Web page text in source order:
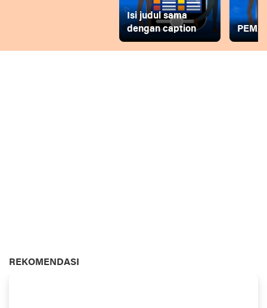
Isi judul sama
dengan caption
REKOMENDASI